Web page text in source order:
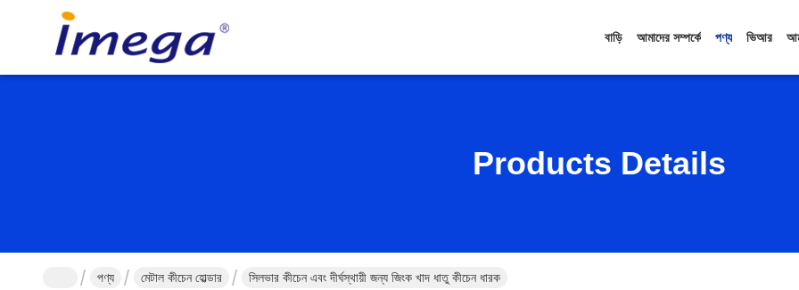
বাড়ি আমাদের সম্পর্কে পণ্য ভিআর
Products Details
পণ্য মেটাল কীচেন হোল্ডার সিলভার কীচেন এবং দীর্ঘস্থায়ী জন্য জিংক খাদ ধাতু কীচেন ধারক